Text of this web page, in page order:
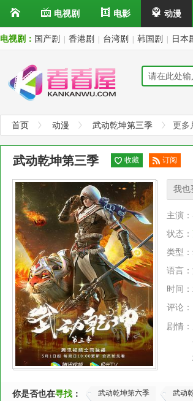
电视剧 电影 动漫
电视剧： 国产剧 香港剧 台湾剧 韩国剧 日本
首页 动漫 武动乾坤第三季 更多
武动乾坤第三季 收藏
订阅
阅
我也
主演：
状态：
类型：
语言：
时间：
评论：
剧情：
你是否也在寻找 ： 武动乾坤第六季 武动